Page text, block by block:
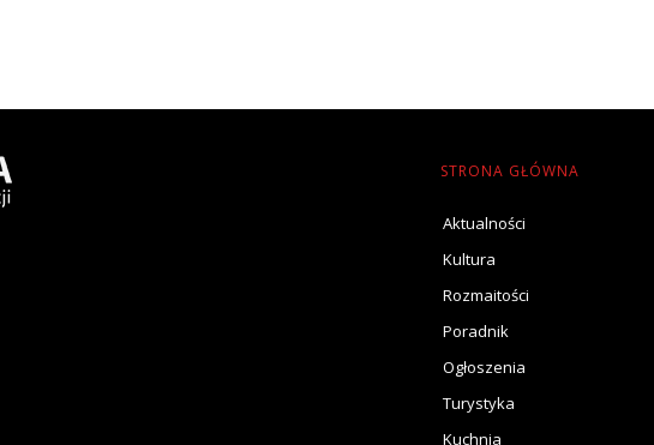
STRONA GŁÓWNA
Aktualności
Kultura
Rozmaitości
Poradnik
Ogłoszenia
Turystyka
Kuchnia